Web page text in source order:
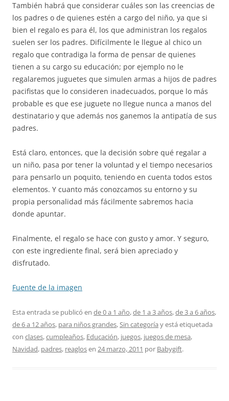
También habrá que considerar cuáles son las creencias de
los padres o de quienes estén a cargo del niño, ya que si
bien el regalo es para él, los que administran los regalos
suelen ser los padres. Difícilmente le llegue al chico un
regalo que contradiga la forma de pensar de quienes
tienen a su cargo su educación; por ejemplo no le
regalaremos juguetes que simulen armas a hijos de padres
pacifistas que lo consideren inadecuados, porque lo más
probable es que ese juguete no llegue nunca a manos del
destinatario y que además nos ganemos la antipatía de sus
padres.
Está claro, entonces, que la decisión sobre qué regalar a
un niño, pasa por tener la voluntad y el tiempo necesarios
para pensarlo un poquito, teniendo en cuenta todos estos
elementos. Y cuanto más conozcamos su entorno y su
propia personalidad más fácilmente sabremos hacia
donde apuntar.
Finalmente, el regalo se hace con gusto y amor. Y seguro,
con este ingrediente final, será bien apreciado y
disfrutado.
Fuente de la imagen
Esta entrada se publicó en de 0 a 1 año,de 1 a 3 años,de 3 a 6 años,
de 6 a 12 años, para niños grandes,Sin categoría y está etiquetada
con clases,cumpleaños, Educación, juegos, juegos de mesa,
Navidad, padres, reaglosen 24 marzo, 2011 por Babygift.